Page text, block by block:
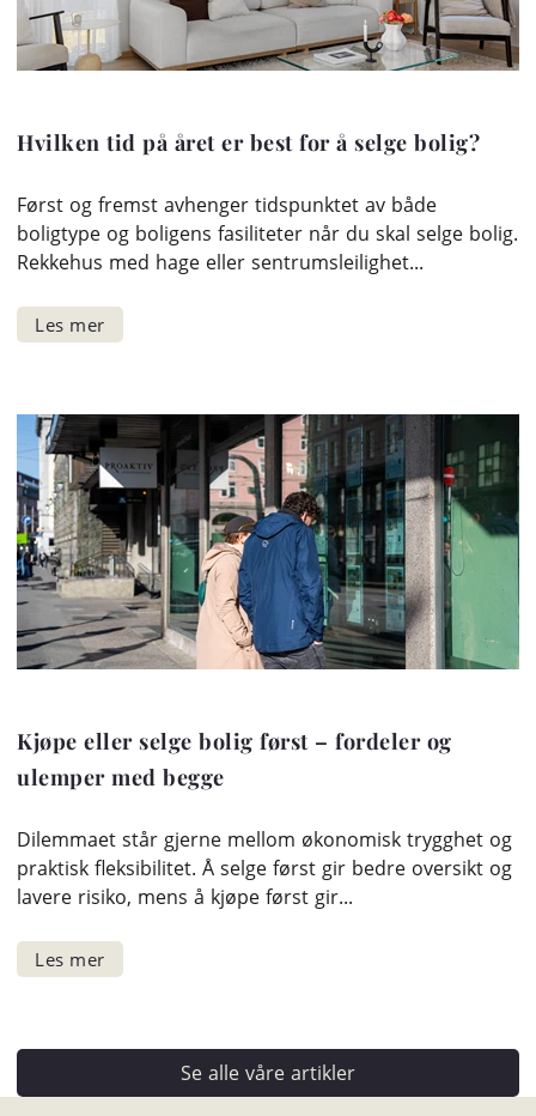
Hvilken tid på året er best for å selge bolig?
Først og fremst avhenger tidspunktet av både
boligtype og boligens fasiliteter når du skal selge bolig.
Rekkehus med hage eller sentrumsleilighet...
Kjøpe eller selge bolig først – fordeler og
ulemper med begge
Dilemmaet står gjerne mellom økonomisk trygghet og
praktisk fleksibilitet. Å selge først gir bedre oversikt og
lavere risiko, mens å kjøpe først gir...
Se alle våre artikler